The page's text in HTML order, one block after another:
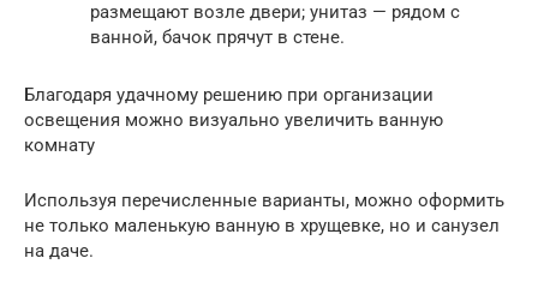
размещают возле двери; унитаз — рядом с
ванной, бачок прячут в стене.
Благодаря удачному решению при организации
освещения можно визуально увеличить ванную
комнату
Используя перечисленные варианты, можно оформить
не только маленькую ванную в хрущевке, но и санузел
на даче.